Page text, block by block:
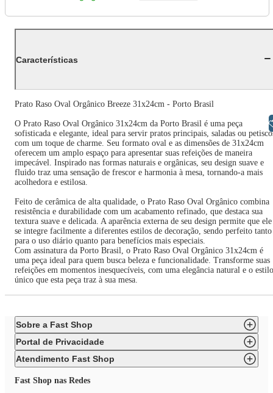
Características
Prato Raso Oval Orgânico Breeze 31x24cm - Porto Brasil
O Prato Raso Oval Orgânico 31x24cm da Porto Brasil é uma peça
sofisticada e elegante, ideal para servir pratos principais, saladas ou
com um toque de charme. Seu formato oval e as dimensões de 31x24cm
oferecem um amplo espaço para apresentar suas refeições de maneira
impecável. Inspirado nas formas naturais e orgânicas, seu design suave e
fluido traz uma sensação de frescor e harmonia à mesa, tornando-a mais
acolhedora e estilosa.
Feito de cerâmica de alta qualidade, o Prato Raso Oval Orgânico combina
resistência e durabilidade com um acabamento refinado, que destaca sua
textura suave e delicada. A aparência externa de seu design permite que ele
se integre facilmente a diferentes estilos de decoração, sendo perfeito tanto
para o uso diário quanto para benefícios mais especiais.
Com assinatura da Porto Brasil, o Prato Raso Oval Orgânico 31x24cm é
uma peça ideal para quem busca beleza e funcionalidade. Transforme suas
refeições em momentos inesquecíveis, com uma elegância natural e o estilo
único que esta peça traz à sua mesa.
Sobre a Fast Shop
Portal de Privacidade
Atendimento Fast Shop
Fast Shop nas Redes
Libras